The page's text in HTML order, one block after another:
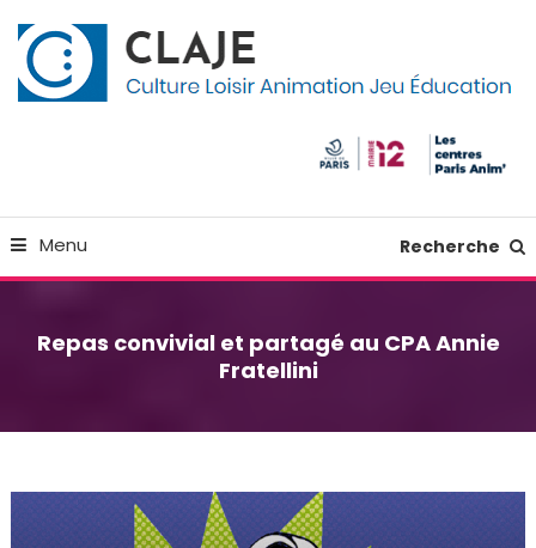
To
Content
Menu Recherche
Repas convivial et partagé au CPA Annie
Fratellini